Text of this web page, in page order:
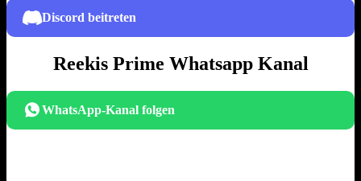
Discord beitreten
Reekis Prime Whatsapp Kanal
WhatsApp-Kanal folgen